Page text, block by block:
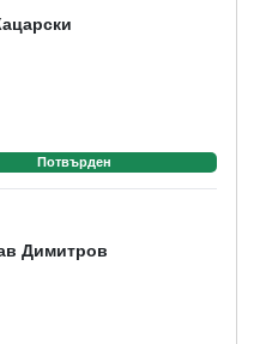
Потвърден
Димитров